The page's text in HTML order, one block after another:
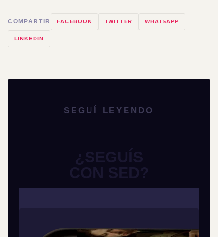
COMPARTIR FACEBOOK TWITTER WHATSAPP
LINKEDIN
SEGUÍ LEYENDO
¿SEGUÍS
CON SED?